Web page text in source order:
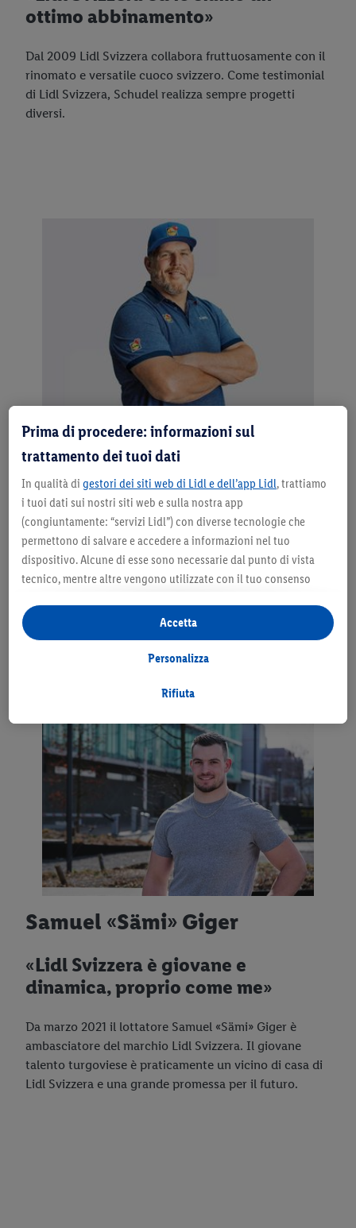
Calcolatore taglie Lidl
ottimo abbinamento»
Dal 2009 Lidl Svizzera collabora fruttuosamente con il
rinomato e versatile cuoco svizzero. Come testimonial
di Lidl Svizzera, Schudel realizza sempre progetti
diversi.
Christian «Chrigu» Stucki
«Lidl – un pezzo di Svizzera»
Il campione di lotta svizzera Christian «Chrigu» Stucki
dal 2010 è al servizio di Lidl Svizzera. Per Stucki come
per Lidl Svizzera sono molto importanti i valori di base
quali le radici locali, la popolarità e l’equità.
Samuel «Sämi» Giger
«Lidl Svizzera è giovane e
dinamica, proprio come me»
Da marzo 2021 il lottatore Samuel «Sämi» Giger è
ambasciatore del marchio Lidl Svizzera. Il giovane
talento turgoviese è praticamente un vicino di casa di
Lidl Svizzera e una grande promessa per il futuro.
Prima di procedere: informazioni sul
trattamento dei tuoi dati
In qualità di gestori dei siti web di Lidl e dell’app Lidl, trattiamo
i tuoi dati sui nostri siti web e sulla nostra app
(congiuntamente: “servizi Lidl”) con diverse tecnologie che
permettono di salvare e accedere a informazioni nel tuo
dispositivo. Alcune di esse sono necessarie dal punto di vista
tecnico, mentre altre vengono utilizzate con il tuo consenso
statistiche o per realizzare pubblicità personalizzate all’interno
e all’esterno dei servizi Lidl. Se partecipi al programma Lidl Plus,
per tali finalità vengono trattati anche dati riguardanti il tuo
Selezionando “Personalizza” puoi consentire solo alcune
Cliccando su “Rifiuta” puoi consentire solo l’impiego di
tecnologie necessarie. Cliccando su “Accetta” acconsenti a tutti
i trattamenti per tutte le finalità sopra menzionate. Nelle nostre
disposizioni sulla protezione dei datitrovi ulteriori
informazioni, anche in relazione al periodo di conservazione
dei dati e al tuo diritto di revocare il consenso in qualsiasi
momento con effetto per il futuro.
Le note legali sono
disponibili qui.
Rifiuta
Personalizza
Accetta